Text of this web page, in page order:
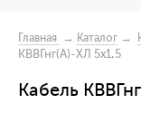
Главная → Каталог →
КВВГнг(А)-ХЛ 5x1,5
Кабель